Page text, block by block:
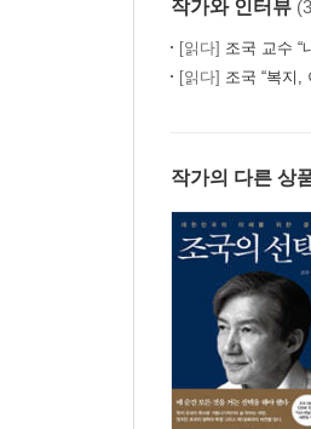
‘술 취한 선장’을 끌
─ 2기 당대표 수락 연
─ 광복절 기자회견
경쟁과 협력의 정치
─ 최고위원회 모두발
‘사회권’을 구현하는
─ 국회 비교섭단체
작가와 인터뷰
[읽다] 조국 교수 “
[읽다] 조국 “복지,
작가의 다른 상